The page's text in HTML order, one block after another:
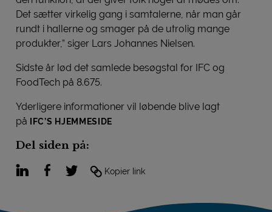
Det sætter virkelig gang i samtalerne, når man går
rundt i hallerne og smager på de utrolig mange
produkter,” siger Lars Johannes Nielsen.
Sidste år lød det samlede besøgstal for IFC og
FoodTech på 8.675.
Yderligere informationer vil løbende blive lagt
på
IFC’S HJEMMESIDE
Del siden på:
LinkedInFacebook
TwitterKopier link